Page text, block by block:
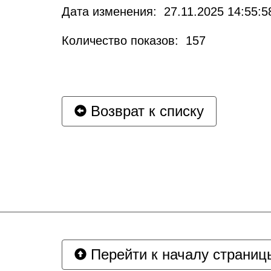
Дата изменения: 27.11.2025
Количество показов: 157
Возврат к списку
Перейти к началу